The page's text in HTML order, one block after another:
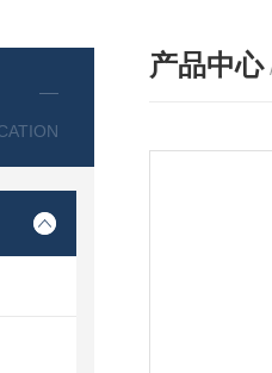
产品中心